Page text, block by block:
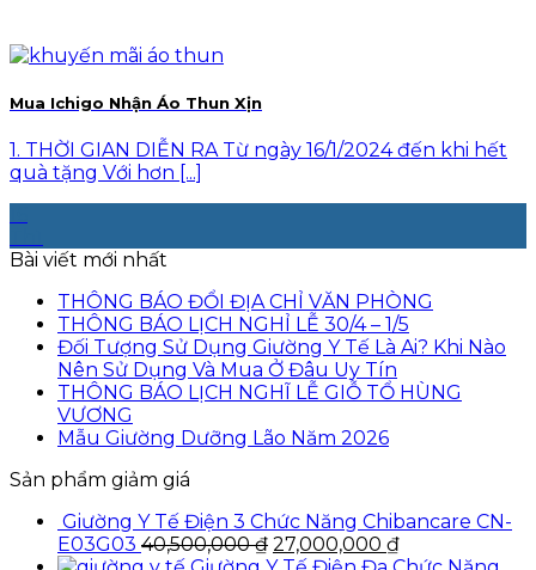
Mua Ichigo Nhận Áo Thun Xịn
1. THỜI GIAN DIỄN RA Từ ngày 16/1/2024 đến khi hết
quà tặng Với hơn [...]
Bài viết mới nhất
THÔNG BÁO ĐỔI ĐỊA CHỈ VĂN PHÒNG
THÔNG BÁO LỊCH NGHỈ LỄ 30/4 – 1/5
Đối Tượng Sử Dụng Giường Y Tế Là Ai? Khi Nào
Nên Sử Dụng Và Mua Ở Đâu Uy Tín
THÔNG BÁO LỊCH NGHĨ LỄ GIỖ TỔ HÙNG
VƯƠNG
Mẫu Giường Dưỡng Lão Năm 2026
Sản phẩm giảm giá
Giường Y Tế Điện 3 Chức Năng Chibancare CN-
E03G03 40,500,000₫ Giá
27,000,000 ₫Giá